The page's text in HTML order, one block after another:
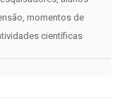
momentos de
científicas